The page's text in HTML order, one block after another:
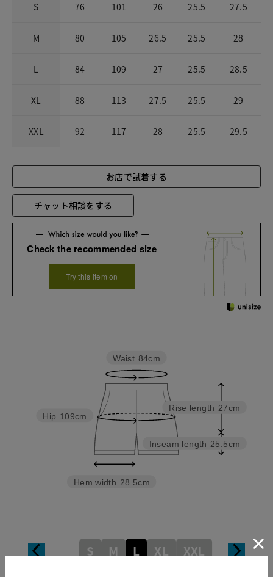
S 76 101 26 25.5 27.5
M 80 105 26.5 25.5 28
L 84 109 27 25.5 28.5
XL 88 113 27.5 25.5 29
XXL 92 117 28 25.5 29.5
お店で試着する
チャット相談をする
Check the recommended size
Try this item on
Rise length 27cm
Inseam length 25.5cm
Hem width 28.5cm
Hip 109cm
Waist 84cm
S M L XL XXL